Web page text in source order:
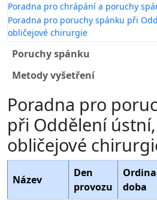
Poradna pro chrápání a poruchy
Poradna pro poruchy spánku při
obličejové chirurgie
Poruchy spánku
Metody vyšetření
Poradna pro
při Oddělení
obličejové
Název
Den
provozu
doba